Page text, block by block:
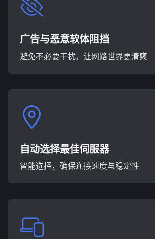
广告与恶意软体阻挡
避免不必要干扰，让网路世界更清爽
自动选择最佳伺服器
智能选择，确保连接速度与稳定性